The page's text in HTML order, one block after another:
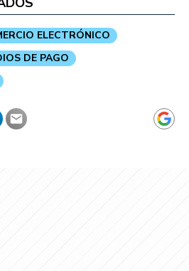
ELECTRÓNICO
DE PAGO